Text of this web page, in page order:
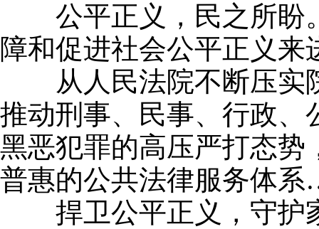
公平正义，民之所盼。
障和促进社会公平正义来
从人民法院不断压实院
推动刑事、民事、行政、
黑恶犯罪的高压严打态势
普惠的公共法律服务体
捍卫公平正义，守护家